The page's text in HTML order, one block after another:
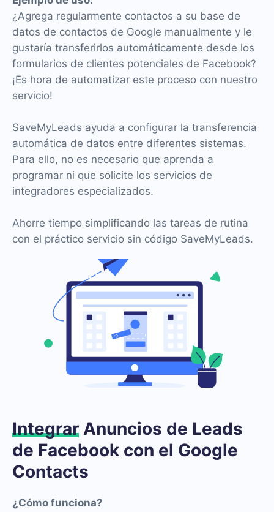
¿Agrega regularmente contactos a su base de
datos de contactos de Google manualmente y le
gustaría transferirlos automáticamente desde los
formularios de clientes potenciales de Facebook?
¡Es hora de automatizar este proceso con nuestro
servicio!
SaveMyLeads ayuda a configurar la transferencia
automática de datos entre diferentes sistemas.
Para ello, no es necesario que aprenda a
programar ni que solicite los servicios de
integradores especializados.
Ahorre tiempo simplificando las tareas de rutina
con el práctico servicio sin código SaveMyLeads.
Integrar Anuncios de Leads
de Facebook con el Google
Contacts
¿Cómo funciona?